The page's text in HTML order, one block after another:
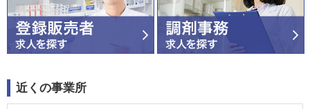
近くの事業所